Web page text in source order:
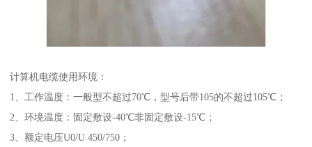
计算机电缆使用环境：
1、工作温度：一般型不超过70℃，型号后带105的不超过105℃；
2、环境温度：固定敷设-40℃非固定敷设-15℃；
3、额定电压U0/U 450/750；